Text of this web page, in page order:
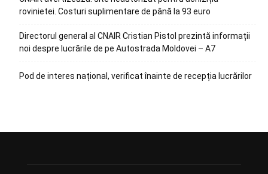
rovinietei. Costuri suplimentare de până la 93 euro
Directorul general al CNAIR Cristian Pistol prezintă informații
noi despre lucrările de pe Autostrada Moldovei – A7
Pod de interes național, verificat înainte de recepția lucrărilor